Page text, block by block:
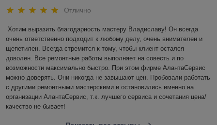
Отлично
Хотим выразить благодарность мастеру Владиславу! Он всегда
очень ответственно подходит к любому делу, очень внимателен и
щепетилен. Всегда стремится к тому, чтобы клиент остался
доволен. Все ремонтные работы выполняет на совесть и по
возможности максимально быстро. При этом фирме АлантаСервис
можно доверять. Они никогда не завышают цен. Пробовали работать
с другими ремонтными мастерскими и остановились именно на
организации АлантаСервис, т.к. лучшего сервиса и сочетания цена/
качество не бывает!